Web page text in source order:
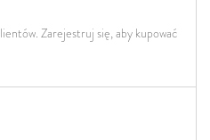
Zarejestruj się, aby kupować